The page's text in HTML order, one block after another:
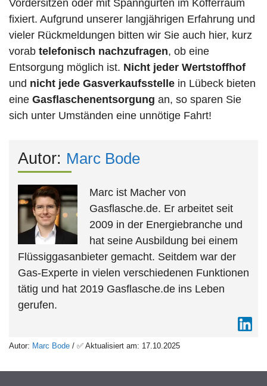
Vordersitzen oder mit Spanngurten im Kofferraum
fixiert. Aufgrund unserer langjährigen Erfahrung und
vieler Rückmeldungen bitten wir Sie auch hier, kurz
vorab telefonisch nachzufragen, ob eine
Entsorgung möglich ist. Nicht jeder Wertstoffhof
und nicht jede Gasverkaufsstelle in Lübeck bieten
eine Gasflaschenentsorgung an, so sparen Sie
sich unter Umständen eine unnötige Fahrt!
Autor: Marc Bode
Marc ist Macher von
Gasflasche.de. Er arbeitet seit
2009 in der Energiebranche und
hat seine Ausbildung bei einem
Flüssiggasanbieter gemacht. Seitdem war der
Gas-Experte in vielen verschiedenen Funktionen
tätig und hat 2019 Gasflasche.de ins Leben
gerufen.
Autor: Marc Bode / ✅ Aktualisiert am: 17.10.2025